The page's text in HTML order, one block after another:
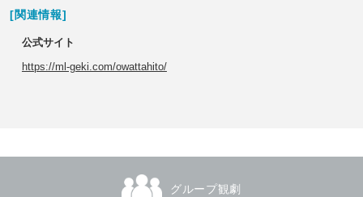
[関連情報]
公式サイト
https://ml-geki.com/owattahito/
グループ観劇